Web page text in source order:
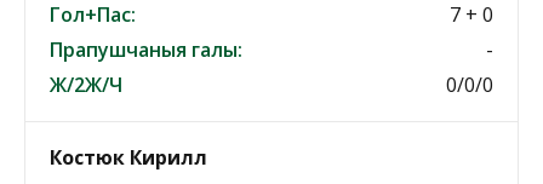
Гол+Пас:
7 + 0
Прапушчаныя галы:
-
Ж/2Ж/Ч
0/0/0
Костюк Кирилл